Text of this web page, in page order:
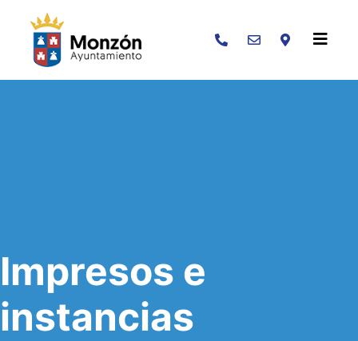
Buscar
Impresos e
instancias